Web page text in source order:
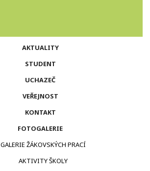
AKTUALITY
STUDENT
UCHAZEČ
VEŘEJNOST
KONTAKT
FOTOGALERIE
GALERIE ŽÁKOVSKÝCH PRACÍ
AKTIVITY ŠKOLY